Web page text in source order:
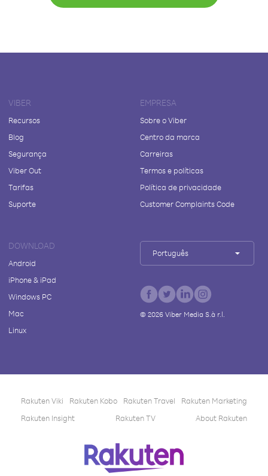
VIBER
Recursos
Blog
Segurança
Viber Out
Tarifas
Suporte
EMPRESA
Sobre o Viber
Centro da marca
Carreiras
Termos e políticas
Política de privacidade
Customer Complaints Code
DOWNLOAD
Android
iPhone & iPad
Windows PC
Mac
Linux
Português
© 2026Viber Media S.à r.l.
Rakuten Viki Rakuten Kobo Rakuten Travel
Rakuten Marketing
Rakuten Insight
Rakuten TV About Rakuten